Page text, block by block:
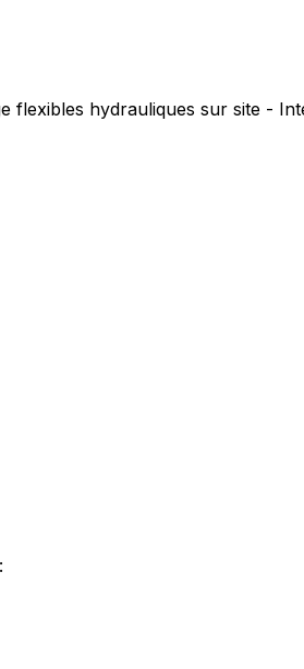
flexibles hydrauliques sur site -
: